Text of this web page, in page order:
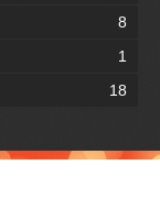
8
1
18